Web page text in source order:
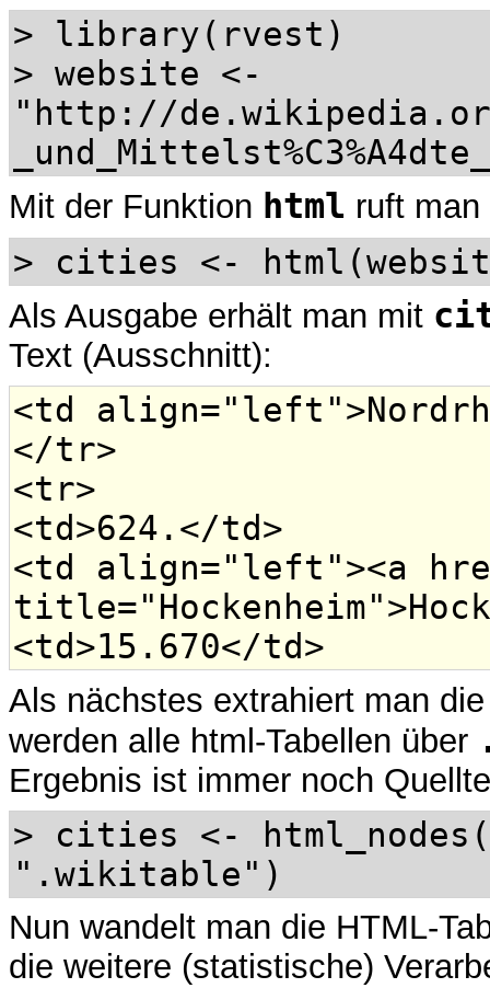
> library(rvest)
> website <-
"http://
Mit der Funktion html ruft
> cities <-
Als Ausgabe erhält man mit
Text (Ausschnitt):
<td
</tr>
<tr>
<td>624.</td>
<td align="left"><a
<td>15.670</td>
Als nächstes extrahiert man
werden alle html-Tabellen über
Ergebnis ist immer noch
> cities <-
".wikitable")
Nun wandelt man die HTML-
die weitere (statistische)